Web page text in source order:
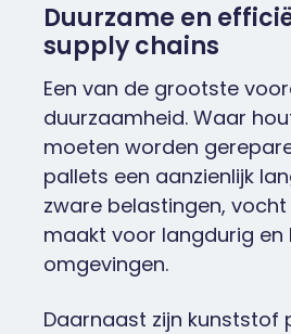
Duurzame en
supply chains
Een van de grootste
duurzaamheid. Waar
moeten worden
pallets een aanzienlijk
zware belastingen,
maakt voor langdurig en
omgevingen.
Daarnaast zijn